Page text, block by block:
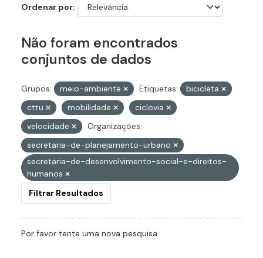
Ordenar por
Não foram encontrados
conjuntos de dados
Grupos: meio-ambiente Etiquetas:
bicicleta
cttu
mobilidade
ciclovia
velocidade
Organizações:
secretaria-de-planejamento-urbano
secretaria-de-desenvolvimento-social-e-direitos-
humanos
Filtrar Resultados
Por favor tente uma nova pesquisa.